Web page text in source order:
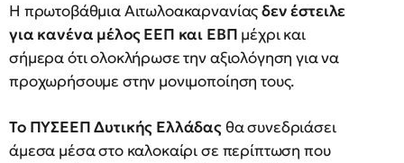
Η πρωτοβάθμια Αιτωλοακαρνανίαςδεν έστειλε
για κανένα μέλος ΕΕΠ και ΕΒΠ μέχρι και
σήμερα ότι ολοκλήρωσε την αξιολόγηση για να
προχωρήσουμε στην μονιμοποίηση τους.
Το ΠΥΣΕΕΠ Δυτικής Ελλάδαςθα συνεδριάσει
άμεσα μέσα στο καλοκαίρι σε περίπτωση που